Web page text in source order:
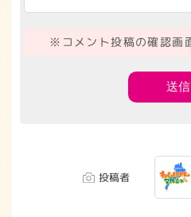
※コメント投稿の確認画
投稿者